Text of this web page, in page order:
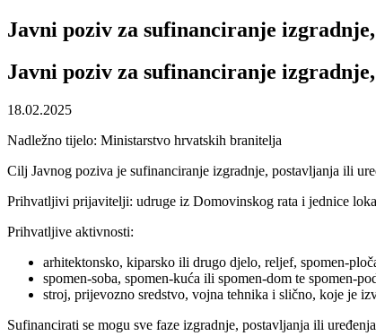
Javni poziv za sufinanciranje
Javni poziv za sufinanciranje
18.02.2025
Nadležno tijelo: Ministarstvo hrvatskih branitelja
Cilj Javnog poziva je sufinanciranje izgradnje, postavljanja ili
Prihvatljivi prijavitelji: udruge iz Domovinskog rata i jednice
Prihvatljive aktivnosti:
arhitektonsko, kiparsko ili drugo djelo, reljef, spomen-
spomen-soba, spomen-kuća ili spomen-dom te spomen-
stroj, prijevozno sredstvo, vojna tehnika i slično, koje je
Sufinancirati se mogu sve faze izgradnje, postavljanja ili